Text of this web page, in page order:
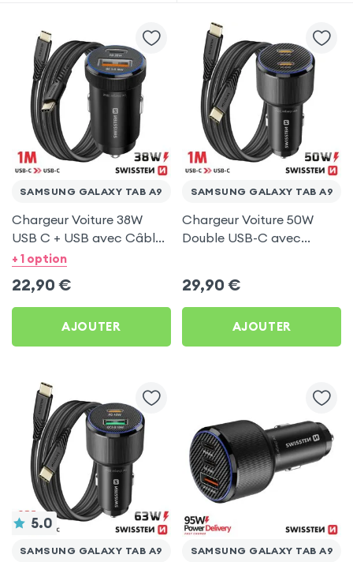
SAMSUNG GALAXY TAB A9
Chargeur Voiture 38W
USB C + USB avec Câble
type C Swissten pour
+ 1 option
22,90 €
AJOUTER
SAMSUNG GALAXY TAB A9
Chargeur Voiture 50W
Double USB-C avec
29,90 €
AJOUTER
5.0
SAMSUNG GALAXY TAB A9 SAMSUNG GALAXY TAB A9